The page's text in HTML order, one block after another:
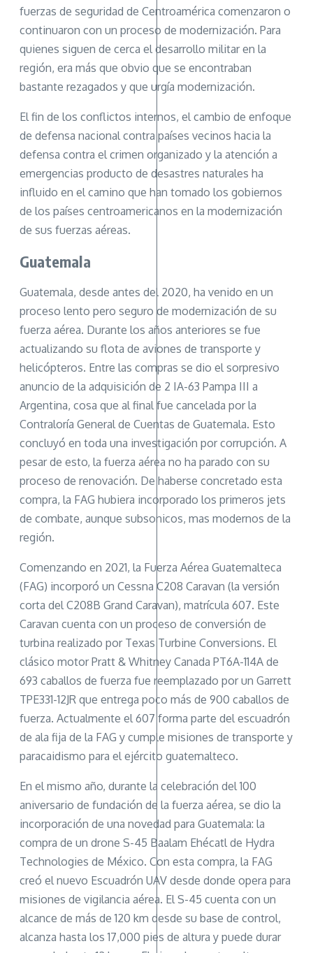
fuerzas de seguridad de Centroamérica comenzaron o
continuaron con un proceso de modernización. Para
quienes siguen de cerca el desarrollo militar en la
región, era más que obvio que se encontraban
bastante rezagados y que urgía modernización.
El fin de los conflictos internos, el cambio de enfoque
de defensa nacional contra países vecinos hacia la
defensa contra el crimen organizado y la atención a
emergencias producto de desastres naturales ha
influido en el camino que han tomado los gobiernos
de los países centroamericanos en la modernización
de sus fuerzas aéreas.
Guatemala
Guatemala, desde antes del 2020, ha venido en un
proceso lento pero seguro de modernización de su
fuerza aérea. Durante los años anteriores se fue
actualizando su flota de aviones de transporte y
helicópteros. Entre las compras se dio el sorpresivo
anuncio de la adquisición de 2 IA-63 Pampa III a
Argentina, cosa que al final fue cancelada por la
Contraloría General de Cuentas de Guatemala. Esto
concluyó en toda una investigación por corrupción. A
pesar de esto, la fuerza aérea no ha parado con su
proceso de renovación. De haberse concretado esta
compra, la FAG hubiera incorporado los primeros jets
de combate, aunque subsonicos, mas modernos de la
región.
Comenzando en 2021, la Fuerza Aérea Guatemalteca
(FAG) incorporó un Cessna C208 Caravan (la versión
corta del C208B Grand Caravan), matrícula 607. Este
Caravan cuenta con un proceso de conversión de
turbina realizado por Texas Turbine Conversions. El
clásico motor Pratt & Whitney Canada PT6A-114A de
693 caballos de fuerza fue reemplazado por un Garrett
TPE331-12JR que entrega poco más de 900 caballos de
fuerza. Actualmente el 607 forma parte del escuadrón
de ala fija de la FAG y cumple misiones de transporte y
paracaidismo para el ejército guatemalteco.
En el mismo año, durante la celebración del 100
aniversario de fundación de la fuerza aérea, se dio la
incorporación de una novedad para Guatemala: la
compra de un drone S-45 Baalam Ehécatl de Hydra
Technologies de México. Con esta compra, la FAG
creó el nuevo Escuadrón UAV desde donde opera para
misiones de vigilancia aérea. El S-45 cuenta con un
alcance de más de 120 km desde su base de control,
alcanza hasta los 17,000 pies de altura y puede durar